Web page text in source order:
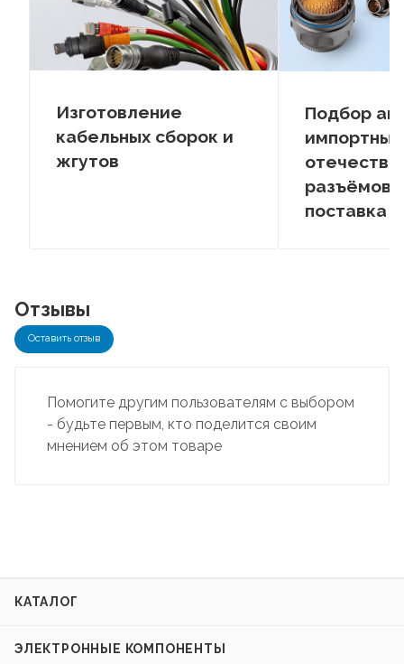
Изготовление
кабельных сборок и
жгутов
Подбор
разъёмов
поставка
Отзывы
Оставить отзыв
Помогите другим пользователям с выбором
- будьте первым, кто поделится своим
мнением об этом товаре
КАТАЛОГ
ЭЛЕКТРОННЫЕ КОМПОНЕНТЫ